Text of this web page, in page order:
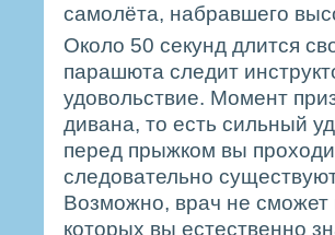
самолёта, набравшего
Около 50 секунд длится
парашюта следит
удовольствие. Момент
дивана, то есть сильный
перед прыжком вы
следовательно
Возможно, врач не сможет
которых вы естественно